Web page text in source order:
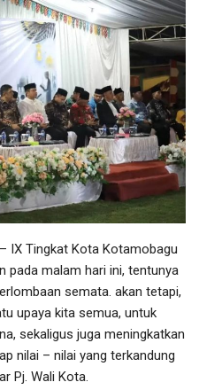
IX Tingkat Kota Kotamobagu
pada malam hari ini, tentunya
semata. akan tetapi,
upaya kita semua, untuk
sekaligus juga meningkatkan
nilai – nilai yang terkandung
Pj. Wali Kota.